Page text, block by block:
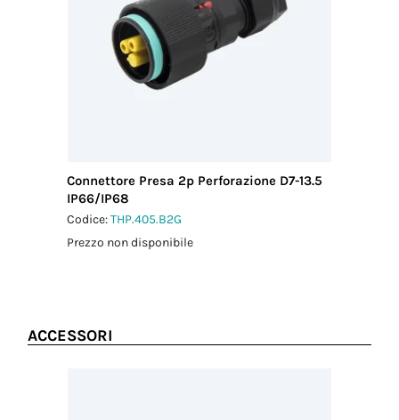
provenienza
Connettore Presa 2p Perforazione D7-13.5
IP66/IP68
Codice:THP.405.B2G
Prezzo non disponibile
ACCESSORI